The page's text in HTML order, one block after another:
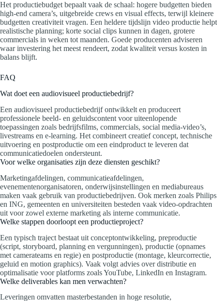
Het productiebudget bepaalt vaak de schaal: hogere budgetten bieden
high-end camera’s, uitgebreide crews en visual effects, terwijl kleinere
budgetten creativiteit vragen. Een heldere tijdslijn video productie helpt
realistische planning; korte social clips kunnen in dagen, grotere
commercials in weken tot maanden. Goede producenten adviseren
waar investering het meest rendeert, zodat kwaliteit versus kosten in
balans blijft.
FAQ
Wat doet een audiovisueel productiebedrijf?
Een audiovisueel productiebedrijf ontwikkelt en produceert
professionele beeld- en geluidscontent voor uiteenlopende
toepassingen zoals bedrijfsfilms, commercials, social media-video’s,
livestreams en e-learning. Het combineert creatief concept, technische
uitvoering en postproductie om een eindproduct te leveren dat
communicatiedoelen ondersteunt.
Voor welke organisaties zijn deze diensten geschikt?
Marketingafdelingen, communicatieafdelingen,
evenementenorganisatoren, onderwijsinstellingen en mediabureaus
maken vaak gebruik van productiebedrijven. Ook merken zoals Philips
en ING, gemeenten en universiteiten besteden vaak video-opdrachten
uit voor zowel externe marketing als interne communicatie.
Welke stappen doorloopt een productieproject?
Een typisch traject bestaat uit conceptontwikkeling, preproductie
(script, storyboard, planning en vergunningen), productie (opnames
met camerateams en regie) en postproductie (montage, kleurcorrectie,
geluid en motion graphics). Vaak volgt advies over distributie en
optimalisatie voor platforms zoals YouTube, LinkedIn en Instagram.
Welke deliverables kan men verwachten?
Leveringen omvatten masterbestanden in hoge resolutie,